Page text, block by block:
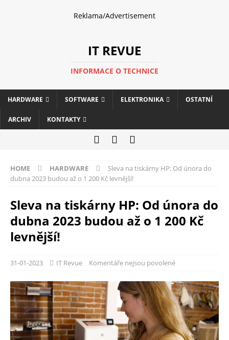
Reklama/Advertisement
IT REVUE
INFORMACE O TECHNICE
HARDWARE SOFTWARE ELEKTRONIKA OSTATNÍ
ARCHIV KONTAKTY
HOME HARDWARE
Sleva na tiskárny HP: Od února do
dubna 2023 budou až o 1 200 Kč levnější!
Sleva na tiskárny HP: Od února do
dubna 2023 budou až o 1 200 Kč
levnější!
31-01-2023 IT Revue Komentáře nejsou povolené